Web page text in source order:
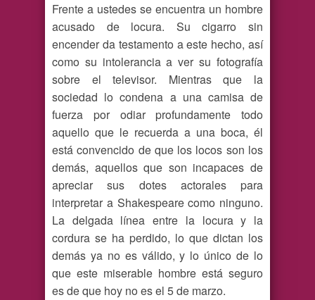
Frente a ustedes se encuentra un hombre
acusado de locura. Su cigarro sin
encender da testamento a este hecho, así
como su intolerancia a ver su fotografía
sobre el televisor. Mientras que la
sociedad lo condena a una camisa de
fuerza por odiar profundamente todo
aquello que le recuerda a una boca, él
está convencido de que los locos son los
demás, aquellos que son incapaces de
apreciar sus dotes actorales para
interpretar a Shakespeare como ninguno.
La delgada línea entre la locura y la
cordura se ha perdido, lo que dictan los
demás ya no es válido, y lo único de lo
que este miserable hombre está seguro
es de que hoy no es el 5 de marzo.